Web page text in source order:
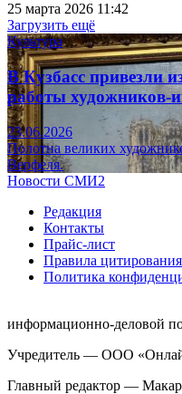
25 марта 2026 11:42
Загрузить ещё
Культура
В Кузбасс привезли
работы художников-
23.06.2026
Полотна великих
Верфеля.
Новости СМИ2
Редакция
Контакты
Прайс-лист
Правила цитирования
Политика
информационно-деловой
Учредитель — ООО
Главный редактор —